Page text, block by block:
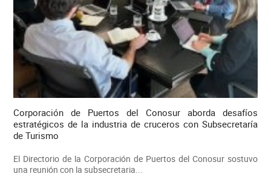
Corporación de Puertos del Conosur aborda desafíos
estratégicos de la industria de cruceros con Subsecretaría
de Turismo
El Directorio de la Corporación de Puertos del Conosur sostuvo
una reunión con la subsecretaria...